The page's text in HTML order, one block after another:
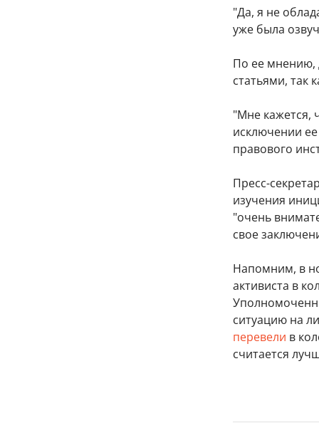
"Да, я не
уже была
По ее мнению,
статьями, так
"Мне кажется,
исключении
правового
Пресс-
изучения
"очень
свое
Напомним, в
активиста в
ситуацию на
перевели в
считается